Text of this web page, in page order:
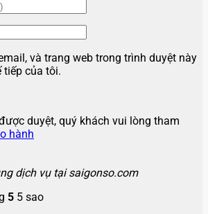
và trang web trong trình duyệt này
tiếp của tôi.
duyệt, quý khách vui lòng tham
hành
dịch vụ tại saigonso.com
5 5 sao